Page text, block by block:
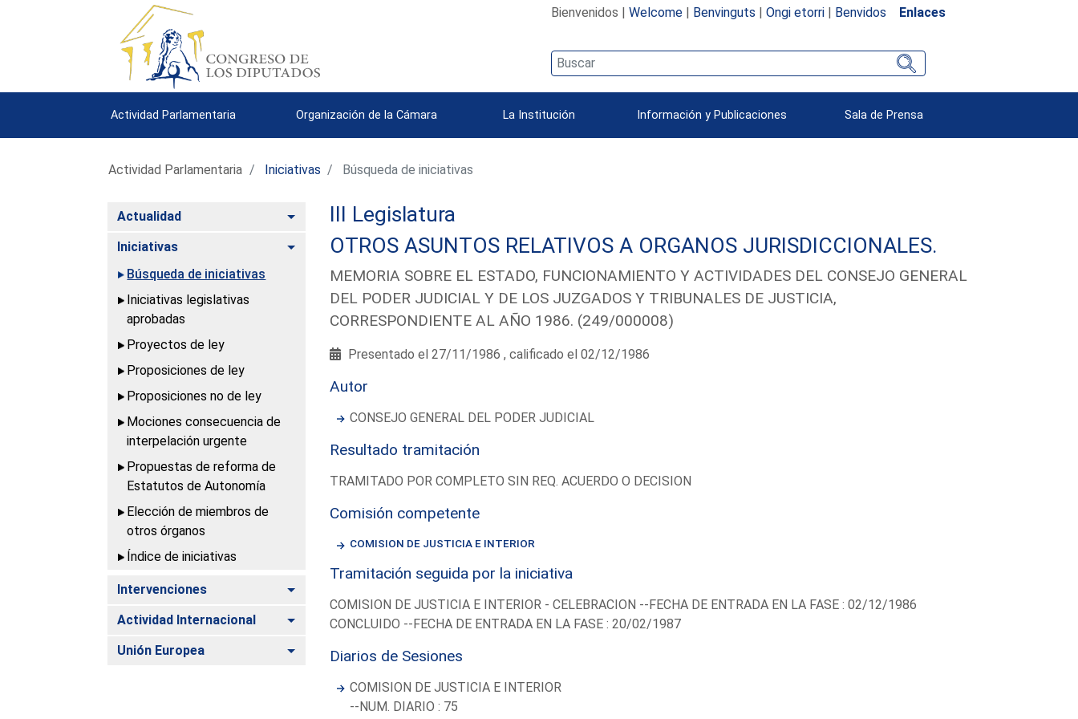
Bienvenidos | Welcome| Benvinguts | Ongi etorri| Benvidos Enlaces
Actividad Parlamentaria Organización de la Cámara La Institución Información y Publicaciones Sala de Prensa
Actividad Parlamentaria Iniciativas Búsqueda de iniciativas
Actualidad Alternar
Iniciativas
Alternar
Búsqueda de iniciativas
Iniciativas legislativas
aprobadas
Proyectos de ley
Proposiciones de ley
Proposiciones no de ley
Mociones consecuencia de
interpelación urgente
Propuestas de reforma de
Estatutos de Autonomía
Elección de miembros de
otros órganos
Índice de iniciativas
Intervenciones Alternar
Actividad Internacional Alternar
Unión Europea Alternar
III Legislatura
OTROS ASUNTOS RELATIVOS A ORGANOS JURISDICCIONALES.
MEMORIA SOBRE EL ESTADO, FUNCIONAMIENTO Y ACTIVIDADES DEL CONSEJO GENERAL
DEL PODER JUDICIAL Y DE LOS JUZGADOS Y TRIBUNALES DE JUSTICIA,
CORRESPONDIENTE AL AÑO 1986. (249/000008)
Presentado el 27/11/1986 , calificado el 02/12/1986
Autor
CONSEJO GENERAL DEL PODER JUDICIAL
Resultado tramitación
TRAMITADO POR COMPLETO SIN REQ. ACUERDO O DECISION
Comisión competente
COMISION DE JUSTICIA E INTERIOR
Tramitación seguida por la iniciativa
COMISION DE JUSTICIA E INTERIOR - CELEBRACION --FECHA DE ENTRADA EN LA FASE : 02/12/1986
CONCLUIDO --FECHA DE ENTRADA EN LA FASE : 20/02/1987
Diarios de Sesiones
COMISION DE JUSTICIA E INTERIOR
--NUM. DIARIO : 75